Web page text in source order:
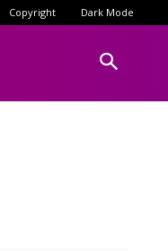
Copyright Dark Mode